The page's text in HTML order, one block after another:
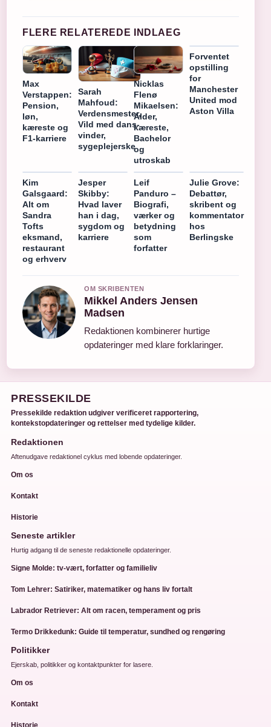
FLERE RELATEREDE INDLAEG
Max
Verstappen:
Pension,
løn,
kæreste og
F1-karriere
Sarah
Mahfoud:
Verdensmester,
Vild med dans-
vinder,
sygeplejerske
Nicklas
Flenø
Mikaelsen:
Alder,
kæreste,
Bachelor
og
utroskab
Forventet
opstilling
for
Manchester
United mod
Aston Villa
Kim
Galsgaard:
Alt om
Sandra
Tofts
eksmand,
restaurant
og erhverv
Jesper
Skibby:
Hvad laver
han i dag,
sygdom og
karriere
Leif
Panduro –
Biografi,
værker og
betydning
som
forfatter
Julie Grove:
Debattør,
skribent og
kommentator
hos
Berlingske
OM SKRIBENTEN
Mikkel Anders Jensen
Madsen
Redaktionen kombinerer hurtige
opdateringer med klare forklaringer.
PRESSEKILDE
Pressekilde redaktion udgiver verificeret rapportering,
kontekstopdateringer og rettelser med tydelige kilder.
Redaktionen
Aftenudgave redaktionel cyklus med lobende opdateringer.
Om os
Kontakt
Historie
Seneste artikler
Hurtig adgang til de seneste redaktionelle opdateringer.
Signe Molde: tv-vært, forfatter og familieliv
Tom Lehrer: Satiriker, matematiker og hans liv fortalt
Labrador Retriever: Alt om racen, temperament og pris
Termo Drikkedunk: Guide til temperatur, sundhed og rengøring
Politikker
Ejerskab, politikker og kontaktpunkter for lasere.
Om os
Kontakt